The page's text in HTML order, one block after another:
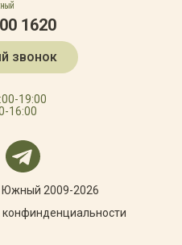
1620
звонок
19:00
16:00
2009-2026
конфинденциальности